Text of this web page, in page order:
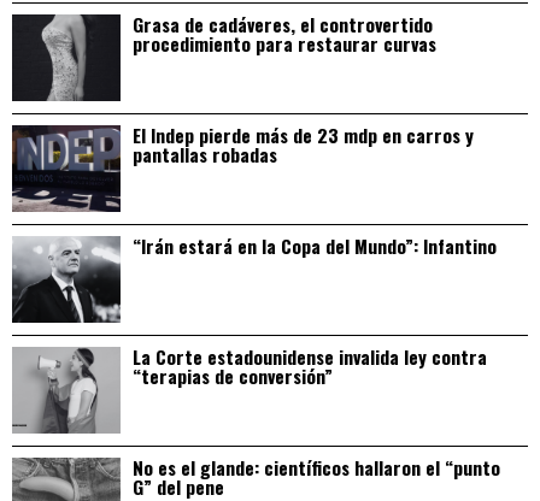
Grasa de cadáveres, el controvertido
procedimiento para restaurar curvas
El Indep pierde más de 23 mdp en carros y
pantallas robadas
“Irán estará en la Copa del Mundo”: Infantino
La Corte estadounidense invalida ley contra
“terapias de conversión”
No es el glande: científicos hallaron el “punto
G” del pene